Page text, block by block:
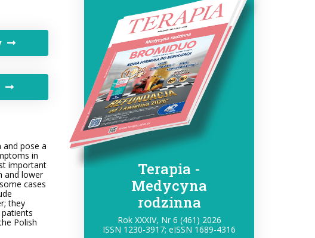
pose a
in
important
and lower
cases
they
Polish
Terapia -
Medycyna
rodzinna
Rok XXXIV, Nr 6 (461) 2026
ISSN 1230-3917; eISSN 1689-4316